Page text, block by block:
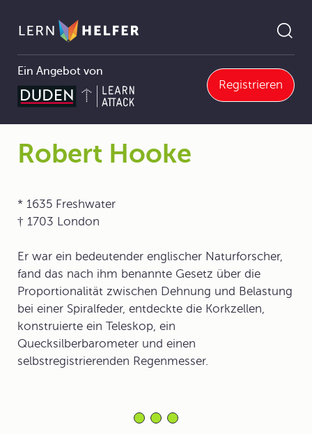
Ein Angebot von
Registrieren
Pfadnavigation
1 Die Biologie – eine Naturwissenschaft 1.2 Erkenntnisgewinnung in der Biologie Robert Hooke
Robert Hooke
* 1635 Freshwater
† 1703 London
Er war ein bedeutender englischer Naturforscher,
fand das nach ihm benannte Gesetz über die
Proportionalität zwischen Dehnung und Belastung
bei einer Spiralfeder, entdeckte die Korkzellen,
konstruierte ein Teleskop, ein
Quecksilberbarometer und einen
selbstregistrierenden Regenmesser.